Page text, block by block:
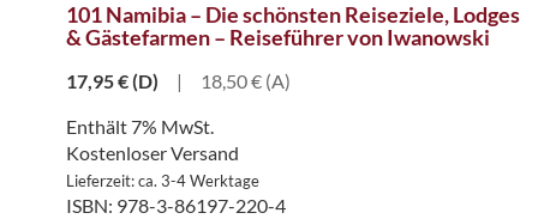
101 Namibia – Die schönsten Reiseziele, Lodges
& Gästefarmen – Reiseführer von Iwanowski
17,95€(D) |
18,50 € (A)
Enthält 7% MwSt.
Kostenloser Versand
Lieferzeit: ca. 3-4 Werktage
ISBN: 978-3-86197-220-4